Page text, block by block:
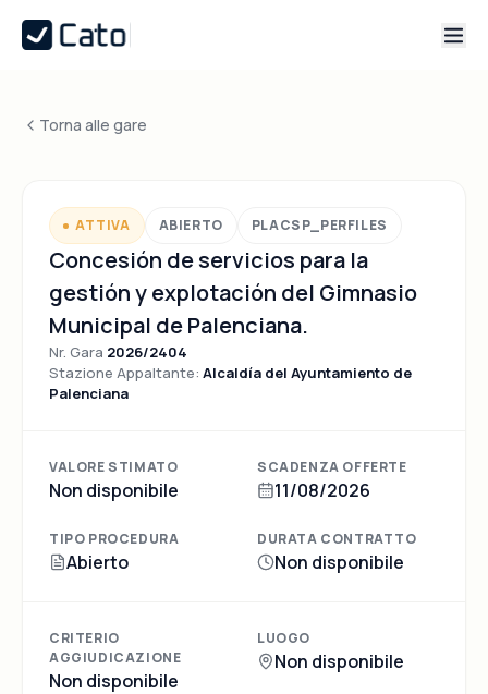
Torna alle gare
ATTIVA ABIERTO PLACSP_PERFILES
Concesión de servicios para la
gestión y explotación del Gimnasio
Municipal de Palenciana.
Nr. Gara 2026/2404
Stazione Appaltante: Alcaldía del Ayuntamiento de
Palenciana
VALORE STIMATO
Non disponibile
SCADENZA OFFERTE
11/08/2026
TIPO PROCEDURA
Abierto
DURATA CONTRATTO
Non disponibile
CRITERIO
AGGIUDICAZIONE
Non disponibile
LUOGO
Non disponibile